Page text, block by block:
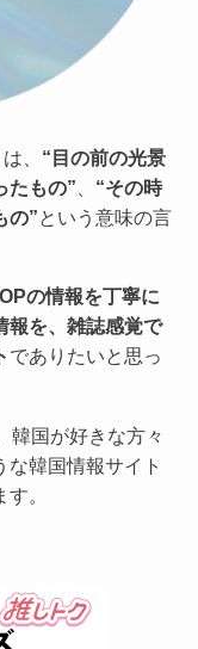
、 “目の前の光景
たもの”
“その時
の”という意味の言
の情報を丁寧に
報を、雑誌感覚で
でありたいと思っ
韓国が好きな方々
韓国情報サイト
。